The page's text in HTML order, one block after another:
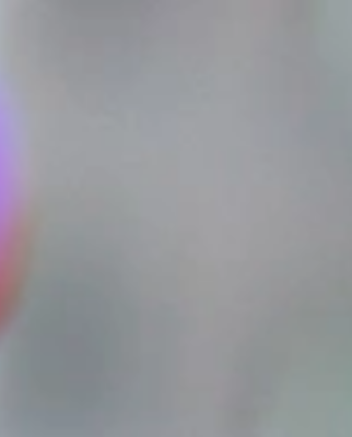
Sie daher bei uns ebenso wenig finden
Juweliergeschäft nahe Münchens
Gepaart mit höchster Leidenschaft für
Seitdem bedienen wir unsere zahlreichen
Namen und „Schmuck von der
Immer ein bisschen anders, stets mit